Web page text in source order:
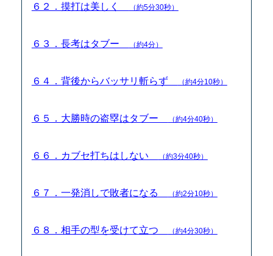
６２．摸打は美しく （約5分30秒）
６３．長考はタブー （約4分）
６４．背後からバッサリ斬らず （約4分10秒）
６５．大勝時の盗塁はタブー （約4分40秒）
６６．カブセ打ちはしない （約3分40秒）
６７．一発消しで敗者になる （約2分10秒）
６８．相手の型を受けて立つ （約4分30秒）